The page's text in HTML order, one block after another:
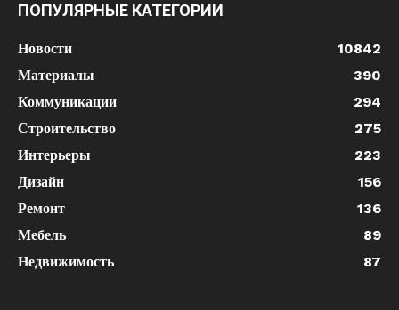
ПОПУЛЯРНЫЕ КАТЕГОРИИ
Новости
10842
Материалы
390
Коммуникации
294
Строительство
275
Интерьеры
223
Дизайн
156
Ремонт
136
Мебель
89
Недвижимость
87